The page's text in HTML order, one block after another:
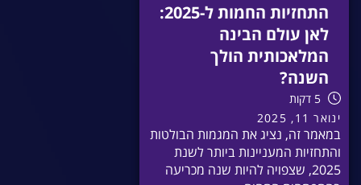
התחזיות החמות ל-2025:
לאן עולם הבינה
המלאכותית הולך
השנה?
5 דקות
ינואר 11, 2025
במאמר זה, נציג את המגמות הבולטות
והתחזיות המעניינות ביותר לשנת
2025, שצפויה להיות שנה מכריעה